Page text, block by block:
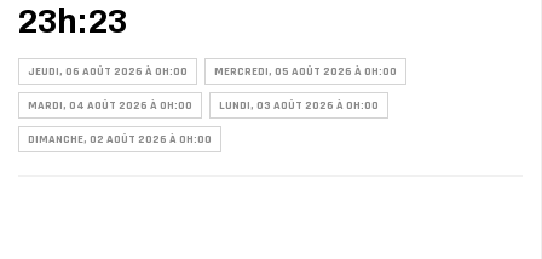
23h:23
JEUDI, 06 AOÛT 2026 À 0H:00 MERCREDI, 05 AOÛT 2026 À 0H:00
MARDI, 04 AOÛT 2026 À 0H:00 LUNDI, 03 AOÛT 2026 À 0H:00
DIMANCHE, 02 AOÛT 2026 À 0H:00